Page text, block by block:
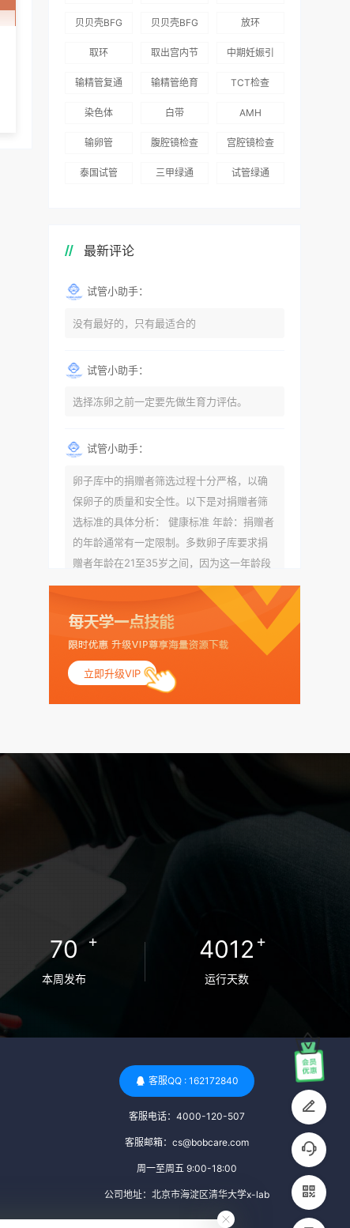
坦就诊患者
96.3%，“医
得分最高
划”：抱娃
贝贝壳BFG
资源库志愿
贝贝壳BFG
海外辅助生
放环
取环
取出宫内节
中期妊娠引
输精管复通
输精管绝育
TCT检查
染色体 白带 AMH
输卵管 腹腔镜检查 宫腔镜检查
泰国试管 三甲绿通 试管绿通
最新评论
试管小助手：
没有最好的，只有最适合的
试管小助手：
选择冻卵之前一定要先做生育力评估。
试管小助手：
卵子库中的捐赠者筛选过程十分严格，以确
保卵子的质量和安全性。以下是对捐赠者筛
选标准的具体分析： 健康标准 年龄：捐赠者
的年龄通常有一定限制。多数卵子库要求捐
赠者年龄在21至35岁之间，因为这一年龄段
女性的卵子质量相对较高。不过，不同卵子
库的具体年龄要求可能有所不同。 身体质量
指数（BMI）：捐赠者的BMI通常需要在正常
范围内，以确保其身体健康状况良好。过高
的BMI可能与多种健康问题相关联，包括不孕
症和妊娠并发症。 生殖健康：捐赠者需要有
规律的月经期，无生殖障碍或异常问题。此
赠者及其家庭成员需要无严重的遗传病史、
传染病检查：捐赠者需要进行全面的传染病
检查，包括乙肝、丙肝、HIV、梅毒等。这些
检查旨在确保捐赠者未携带任何可传染给受
卵者的病原体。 药物与生活习惯：捐赠者需
要是非尼古丁使用者、非吸烟者、非吸毒
者，并且未使用可能影响卵子质量的药物，
如某些精神药物和避孕植入物。 学历与心理
标准 学历要求：部分卵子库对捐赠者的学历
为捐赠者，但这并不是绝对的筛选条件。 心
估，以确定其对捐赠过程的态度、理解可能
遇到的问题以及未来与受卵者的关系。这有
助于确保捐赠者在捐赠过程中保持积极的心
态，并理解其捐赠行为的意义。 其他标准 责
尊重预约和时间表。这有助于确保捐赠周期
的顺利进行，并保障受卵者的权益。 面试与
立即升级VIP
70 +
本周发布
4012 +
运行天数
客服QQ : 162172840
客服电话：4000-120-507
客服邮箱：cs@bobcare.com
周一至周五 9:00-18:00
公司地址：北京市海淀区清华大学x-lab